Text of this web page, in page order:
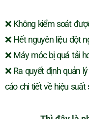
❌ Không kiểm soát
❌ Hết nguyên liệu đột
❌ Máy móc bị quá tải
❌ Ra quyết định quản
cáo chi tiết về hiệu suất